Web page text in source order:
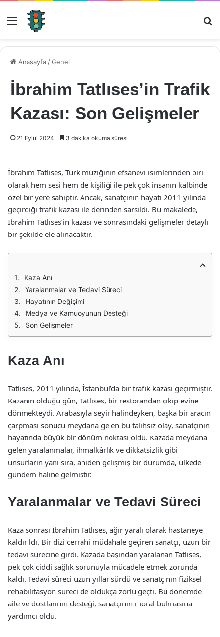
Menü
Anasayfa /Genel
İbrahim Tatlıses’in Trafik
Kazası: Son Gelişmeler
21 Eylül 2024 3 dakika okuma süresi
İbrahim Tatlıses, Türk müziğinin efsanevi isimlerinden biri
olarak hem sesi hem de kişiliği ile pek çok insanın kalbinde
özel bir yere sahiptir. Ancak, sanatçının hayatı 2011 yılında
geçirdiği trafik kazası ile derinden sarsıldı. Bu makalede,
İbrahim Tatlıses’in kazası ve sonrasındaki gelişmeler detaylı
bir şekilde ele alınacaktır.
Kaza Anı
Yaralanmalar ve Tedavi Süreci
Hayatının Değişimi
Medya ve Kamuoyunun Desteği
Son Gelişmeler
Kaza Anı
Tatlıses, 2011 yılında, İstanbul’da bir trafik kazası geçirmiştir.
Kazanın olduğu gün, Tatlıses, bir restorandan çıkıp evine
dönmekteydi. Arabasıyla seyir halindeyken, başka bir aracın
çarpması sonucu meydana gelen bu talihsiz olay, sanatçının
hayatında büyük bir dönüm noktası oldu. Kazada meydana
gelen yaralanmalar, ihmalkârlık ve dikkatsizlik gibi
unsurların yanı sıra, aniden gelişmiş bir durumda, ülkede
gündem haline gelmiştir.
Yaralanmalar ve Tedavi Süreci
Kaza sonrası İbrahim Tatlıses, ağır yaralı olarak hastaneye
kaldırıldı. Bir dizi cerrahi müdahale geçiren sanatçı, uzun bir
tedavi sürecine girdi. Kazada başından yaralanan Tatlıses,
pek çok ciddi sağlık sorunuyla mücadele etmek zorunda
kaldı. Tedavi süreci uzun yıllar sürdü ve sanatçının fiziksel
rehabilitasyon süreci de oldukça zorlu geçti. Bu dönemde
aile ve dostlarının desteği, sanatçının moral bulmasına
yardımcı oldu.